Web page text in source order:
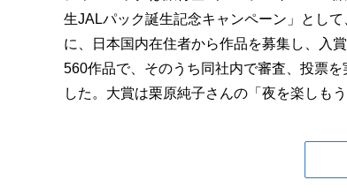
生JALパック誕生記念キャンペーン」とし
に、日本国内在住者から作品を募集し、入
560作品で、そのうち同社内で審査、投票
した。大賞は栗原純子さんの「夜を楽しも